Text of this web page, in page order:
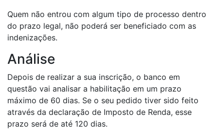
Quem não entrou com algum tipo de processo dentro
do prazo legal, não poderá ser beneficiado com as
indenizações.
Análise
Depois de realizar a sua inscrição, o banco em
questão vai analisar a habilitação em um prazo
máximo de 60 dias. Se o seu pedido tiver sido feito
através da declaração de Imposto de Renda, esse
prazo será de até 120 dias.